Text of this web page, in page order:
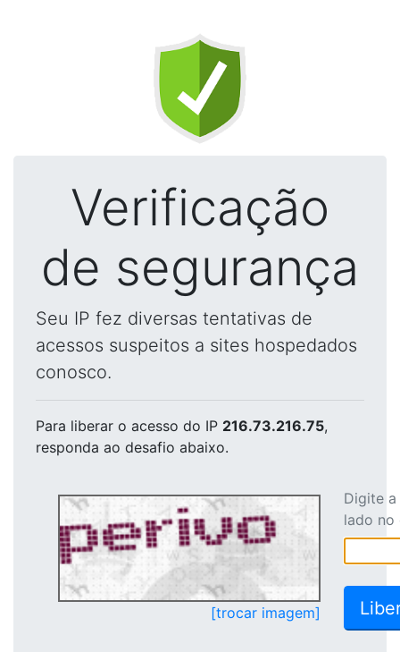
Verificação
de segurança
Seu IP fez diversas tentativas de
acessos suspeitos a sites hospedados
conosco.
Para liberar o acesso do IP 216.73.216.75,
responda ao desafio abaixo.
[trocar imagem]
Digite
lado no